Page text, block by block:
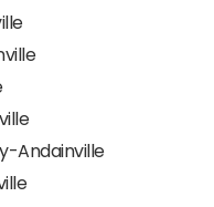
Andainville